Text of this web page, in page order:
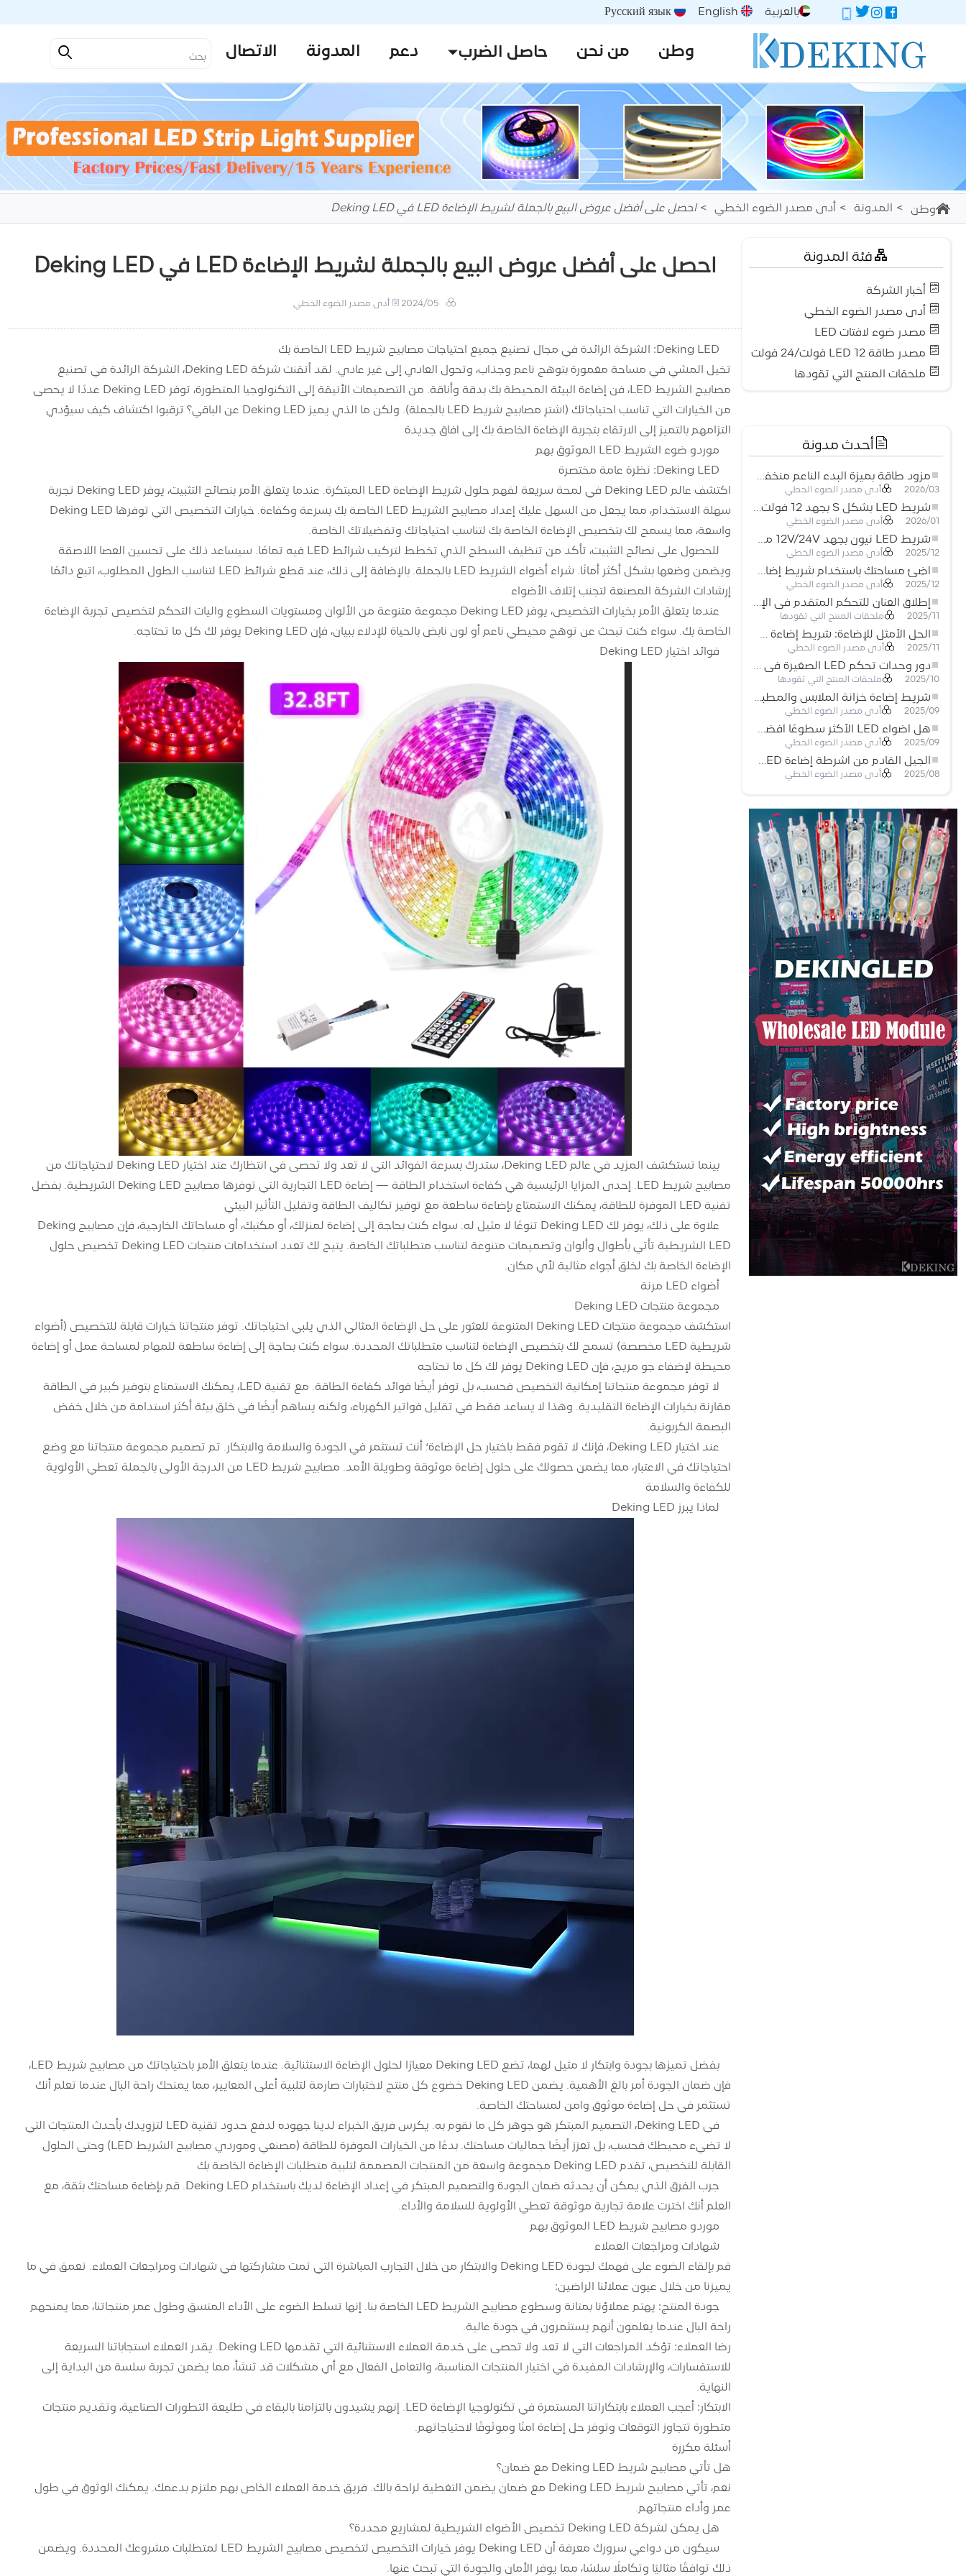
بالعربية English
Русский язык
وطن من نحن حاصل الضرب دعم المدونة الاتصال
وطن المدونة أدى مصدر الضوء الخطي احصل على أفضل عروض البيع بالجملة لشريط الإضاءة LED في Deking LED
فئة المدونة
أخبار الشركة
أدى مصدر الضوء الخطي
مصدر ضوء لافتات LED
مصدر طاقة LED 12 فولت/24 فولت
ملحقات المنتج التي تقودها
أحدث مدونة
مزود طاقة بميزة البدء الناعم منخفض الجهد لأنظمة إضاءة LED
2026/03 أدى مصدر الضوء الخطي
شريط LED بشكل S بجهد 12 فولت: حل إضاءة مرن وفعال للتصميمات الحديثة
2026/01 أدى مصدر الضوء الخطي
شريط LED نيون بجهد 12V/24V مع إمكانية القص كل 3 مصابيح: حل إضاءة نيون عصري لكل المساحات
2025/12 أدى مصدر الضوء الخطي
أضِئ مساحتك باستخدام شريط إضاءة LED نيون مرن منخفض الجهد
2025/12 أدى مصدر الضوء الخطي
إطلاق العنان للتحكم المتقدم في الإضاءة: المزايا الرئيسية لجهاز التحكم RGBW 5–24 فولت
2025/11 ملحقات المنتج التي تقودها
الحل الأمثل للإضاءة: شريط إضاءة LED مرن عالي الكثافة COB FOB للإضاءة الحديثة
2025/11 أدى مصدر الضوء الخطي
دور وحدات تحكم LED الصغيرة في مشاريع إضاءة شريط LED
2025/10 ملحقات المنتج التي تقودها
شريط إضاءة خزانة الملابس والمطبخ: شريط COB LED اللمسي الذي يعيد تعريف الإضاءة المنزلية والتجارية
2025/09 أدى مصدر الضوء الخطي
هل أضواء LED الأكثر سطوعًا أفضل؟
2025/09 أدى مصدر الضوء الخطي
الجيل القادم من أشرطة إضاءة LED: قابلة للقطع بحرية لإمكانيات غير محدودة
2025/08 أدى مصدر الضوء الخطي
احصل على أفضل عروض البيع بالجملة لشريط الإضاءة LED في Deking LED
2024/05 أدى مصدر الضوء الخطي
Deking LED: الشركة الرائدة في مجال تصنيع جميع احتياجات مصابيح شريط LED الخاصة بك
تخيل المشي في مساحة مغمورة بتوهج ناعم وجذاب، وتحول العادي إلى غير عادي. لقد أتقنت شركة Deking LED، الشركة الرائدة في تصنيع
مصابيح الشريط LED، فن إضاءة البيئة المحيطة بك بدقة وأناقة. من التصميمات الأنيقة إلى التكنولوجيا المتطورة، توفر Deking LED عددًا لا يحصى
من الخيارات التي تناسب احتياجاتك (اشترِ مصابيح شريط LED بالجملة). ولكن ما الذي يميز Deking LED عن الباقي؟ ترقبوا اكتشاف كيف سيؤدي
التزامهم بالتميز إلى الارتقاء بتجربة الإضاءة الخاصة بك إلى آفاق جديدة
موردو ضوء الشريط LED الموثوق بهم
Deking LED: نظرة عامة مختصرة
اكتشف عالم Deking LED في لمحة سريعة لفهم حلول شريط الإضاءة LED المبتكرة. عندما يتعلق الأمر بنصائح التثبيت، يوفر Deking LED تجربة
سهلة الاستخدام، مما يجعل من السهل عليك إعداد مصابيح الشريط LED الخاصة بك بسرعة وكفاءة. خيارات التخصيص التي توفرها Deking LED
واسعة، مما يسمح لك بتخصيص الإضاءة الخاصة بك لتناسب احتياجاتك وتفضيلاتك الخاصة.
للحصول على نصائح التثبيت، تأكد من تنظيف السطح الذي تخطط لتركيب شرائط LED فيه تمامًا. سيساعد ذلك على تحسين العصا اللاصقة
ويضمن وضعها بشكل أكثر أمانًا. شراء أضواء الشريط LED بالجملة. بالإضافة إلى ذلك، عند قطع شرائط LED لتناسب الطول المطلوب، اتبع دائمًا
إرشادات الشركة المصنعة لتجنب إتلاف الأضواء
عندما يتعلق الأمر بخيارات التخصيص، يوفر Deking LED مجموعة متنوعة من الألوان ومستويات السطوع وآليات التحكم لتخصيص تجربة الإضاءة
الخاصة بك. سواء كنت تبحث عن توهج محيطي ناعم أو لون نابض بالحياة للإدلاء ببيان، فإن Deking LED يوفر لك كل ما تحتاجه.
فوائد اختيار Deking LED
بينما تستكشف المزيد في عالم Deking LED، ستدرك بسرعة الفوائد التي لا تعد ولا تحصى في انتظارك عند اختيار Deking LED لاحتياجاتك من
مصابيح شريط LED. إحدى المزايا الرئيسية هي كفاءة استخدام الطاقة — إضاءة LED التجارية التي توفرها مصابيح Deking LED الشريطية. بفضل
تقنية LED الموفرة للطاقة، يمكنك الاستمتاع بإضاءة ساطعة مع توفير تكاليف الطاقة وتقليل التأثير البيئي
علاوة على ذلك، يوفر لك Deking LED تنوعًا لا مثيل له. سواء كنت بحاجة إلى إضاءة لمنزلك، أو مكتبك، أو مساحاتك الخارجية، فإن مصابيح Deking
LED الشريطية تأتي بأطوال وألوان وتصميمات متنوعة لتناسب متطلباتك الخاصة. يتيح لك تعدد استخدامات منتجات Deking LED تخصيص حلول
الإضاءة الخاصة بك لخلق أجواء مثالية لأي مكان.
أضواء LED مرنة
مجموعة منتجات Deking LED
استكشف مجموعة منتجات Deking LED المتنوعة للعثور على حل الإضاءة المثالي الذي يلبي احتياجاتك. توفر منتجاتنا خيارات قابلة للتخصيص (أضواء
شريطية LED مخصصة) تسمح لك بتخصيص الإضاءة لتناسب متطلباتك المحددة. سواء كنت بحاجة إلى إضاءة ساطعة للمهام لمساحة عمل أو إضاءة
محيطة لإضفاء جو مريح، فإن Deking LED يوفر لك كل ما تحتاجه
لا توفر مجموعة منتجاتنا إمكانية التخصيص فحسب، بل توفر أيضًا فوائد كفاءة الطاقة. مع تقنية LED، يمكنك الاستمتاع بتوفير كبير في الطاقة
مقارنة بخيارات الإضاءة التقليدية. وهذا لا يساعد فقط في تقليل فواتير الكهرباء، ولكنه يساهم أيضًا في خلق بيئة أكثر استدامة من خلال خفض
البصمة الكربونية.
عند اختيار Deking LED، فإنك لا تقوم فقط باختيار حل الإضاءة؛ أنت تستثمر في الجودة والسلامة والابتكار. تم تصميم مجموعة منتجاتنا مع وضع
احتياجاتك في الاعتبار، مما يضمن حصولك على حلول إضاءة موثوقة وطويلة الأمد. مصابيح شريط LED من الدرجة الأولى بالجملة تعطي الأولوية
للكفاءة والسلامة
لماذا يبرز Deking LED
بفضل تميزها بجودة وابتكار لا مثيل لهما، تضع Deking LED معيارًا لحلول الإضاءة الاستثنائية. عندما يتعلق الأمر باحتياجاتك من مصابيح شريط LED،
فإن ضمان الجودة أمر بالغ الأهمية. يضمن Deking LED خضوع كل منتج لاختبارات صارمة لتلبية أعلى المعايير، مما يمنحك راحة البال عندما تعلم أنك
تستثمر في حل إضاءة موثوق وآمن لمساحتك الخاصة.
في Deking LED، التصميم المبتكر هو جوهر كل ما نقوم به. يكرس فريق الخبراء لدينا جهوده لدفع حدود تقنية LED لتزويدك بأحدث المنتجات التي
لا تضيء محيطك فحسب، بل تعزز أيضًا جماليات مساحتك. بدءًا من الخيارات الموفرة للطاقة (مصنعي وموردي مصابيح الشريط LED) وحتى الحلول
القابلة للتخصيص، تقدم Deking LED مجموعة واسعة من المنتجات المصممة لتلبية متطلبات الإضاءة الخاصة بك
جرب الفرق الذي يمكن أن يحدثه ضمان الجودة والتصميم المبتكر في إعداد الإضاءة لديك باستخدام Deking LED. قم بإضاءة مساحتك بثقة، مع
العلم أنك اخترت علامة تجارية موثوقة تعطي الأولوية للسلامة والأداء.
موردو مصابيح شريط LED الموثوق بهم
شهادات ومراجعات العملاء
قم بإلقاء الضوء على فهمك لجودة Deking LED والابتكار من خلال التجارب المباشرة التي تمت مشاركتها في شهادات ومراجعات العملاء. تعمق في ما
يميزنا من خلال عيون عملائنا الراضين:
جودة المنتج: يهتم عملاؤنا بمتانة وسطوع مصابيح الشريط LED الخاصة بنا. إنها تسلط الضوء على الأداء المتسق وطول عمر منتجاتنا، مما يمنحهم
راحة البال عندما يعلمون أنهم يستثمرون في جودة عالية.
رضا العملاء: تؤكد المراجعات التي لا تعد ولا تحصى على خدمة العملاء الاستثنائية التي تقدمها Deking LED. يقدر العملاء استجاباتنا السريعة
للاستفسارات، والإرشادات المفيدة في اختيار المنتجات المناسبة، والتعامل الفعال مع أي مشكلات قد تنشأ، مما يضمن تجربة سلسة من البداية إلى
النهاية.
الابتكار: أعجب العملاء بابتكاراتنا المستمرة في تكنولوجيا الإضاءة LED. إنهم يشيدون بالتزامنا بالبقاء في طليعة التطورات الصناعية، وتقديم منتجات
متطورة تتجاوز التوقعات وتوفر حل إضاءة آمنًا وموثوقًا لاحتياجاتهم.
أسئلة مكررة
هل تأتي مصابيح شريط Deking LED مع ضمان؟
نعم، تأتي مصابيح شريط Deking LED مع ضمان يضمن التغطية لراحة بالك. فريق خدمة العملاء الخاص بهم ملتزم بدعمك. يمكنك الوثوق في طول
عمر وأداء منتجاتهم.
هل يمكن لشركة Deking LED تخصيص الأضواء الشريطية لمشاريع محددة؟
سيكون من دواعي سرورك معرفة أن Deking LED يوفر خيارات التخصيص لتخصيص مصابيح الشريط LED لمتطلبات مشروعك المحددة. ويضمن
ذلك توافقًا مثاليًا وتكاملًا سلسًا، مما يوفر الأمان والجودة التي تبحث عنها.